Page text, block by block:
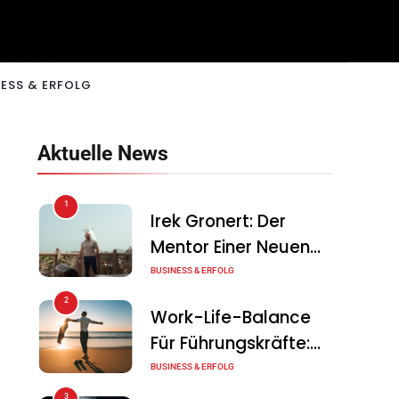
& ERFOLG
Aktuelle News
1
Irek Gronert: Der
Mentor Einer Neuen
Generation Von
BUSINESS & ERFOLG
2
Work-Life-Balance
Für Führungskräfte:
Illusion Oder Echte
BUSINESS & ERFOLG
3